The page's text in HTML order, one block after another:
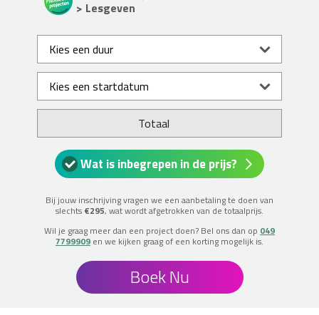
> Lesgeven
Totaal
Wat is inbegrepen in de prijs?
Bij jouw inschrijving vragen we een aanbetaling te doen van
slechts €295, wat wordt afgetrokken van de totaalprijs.
Wil je graag meer dan een project doen? Bel ons dan op 049
7799909 en we kijken graag of een korting mogelijk is.
Boek Nu